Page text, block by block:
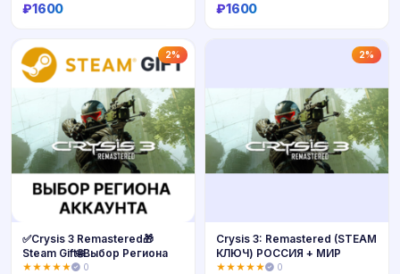
₽1600 ₽1600
2%
✅Crysis 3 Remastered🎁
Steam Gift🌐Выбор Региона
★★★★★ 0
2%
Crysis 3: Remastered (STEAM
КЛЮЧ) РОССИЯ + МИР
★★★★★ 0